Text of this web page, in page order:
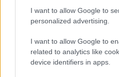
I want to allow Google to
personalized advertising.
I want to allow Google to
related to analytics like
device identifiers in apps.